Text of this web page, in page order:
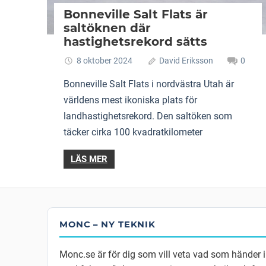
Bonneville Salt Flats är
saltöknen där
hastighetsrekord sätts
8 oktober 2024 David Eriksson 0
Bonneville Salt Flats i nordvästra Utah är
världens mest ikoniska plats för
landhastighetsrekord. Den saltöken som
täcker cirka 100 kvadratkilometer
LÄS MER
MONC – NY TEKNIK
Monc.se är för dig som vill veta vad som händer